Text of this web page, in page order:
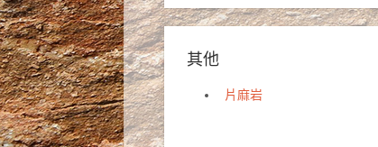
其他
片麻岩